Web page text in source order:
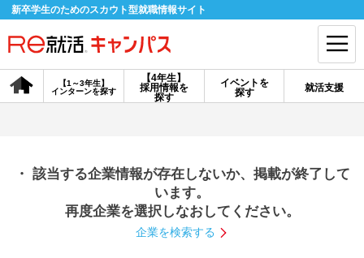
新卒学生のためのスカウト型就職情報サイト
【4年生】
採用情報を
探す
【1～3年生】
インターンを探す
イベントを
探す
就活支援
会員登録 ログイン
探す
【4年生】
説明会を探す
・ 該当する企業情報が存在しないか、掲載が終了して
います。
再度企業を選択しなおしてください。
企業を検索する